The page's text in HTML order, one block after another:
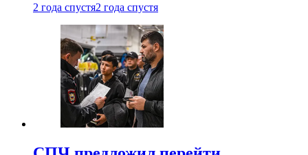
2 года спустя2 года спустя